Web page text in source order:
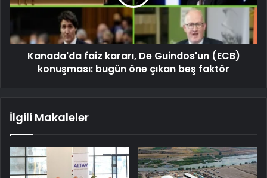
Kanada'da faiz kararı, De Guindos'un (ECB)
konuşması: bugün öne çıkan beş faktör
İlgili Makaleler